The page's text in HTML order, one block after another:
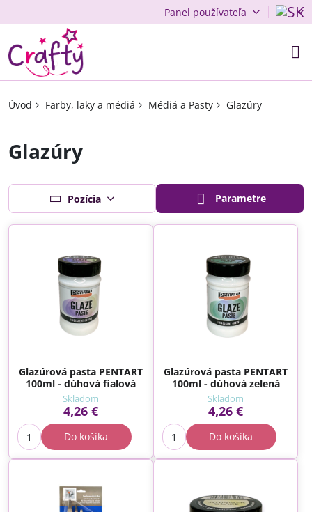
Panel používateľa
Úvod Farby, laky a médiá Médiá a Pasty Glazúry
Glazúry
Pozícia Parametre
Glazúrová pasta PENTART
100ml - dúhová fialová
Skladom
4,26 €
Do košíka
Glazúrová pasta PENTART
100ml - dúhová zelená
Skladom
4,26 €
Do košíka